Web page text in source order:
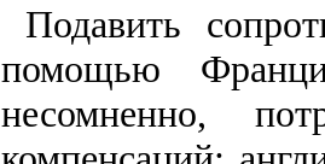
Подавить
помощью
несомненно,